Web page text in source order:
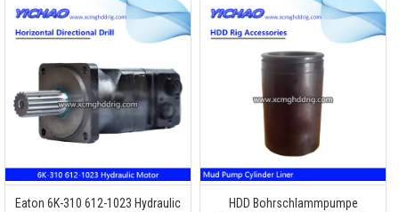
Eaton 6K-310 612-1023 Hydraulic
HDD Bohrschlammpumpe